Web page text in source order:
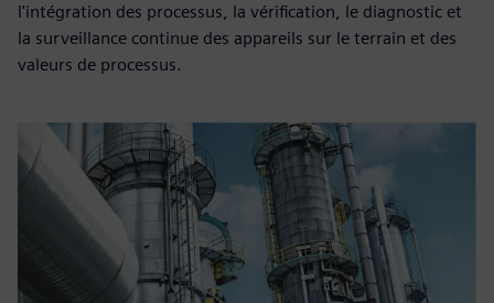
l'intégration des processus, la vérification, le diagnostic et
la surveillance continue des appareils sur le terrain et des
valeurs de processus.